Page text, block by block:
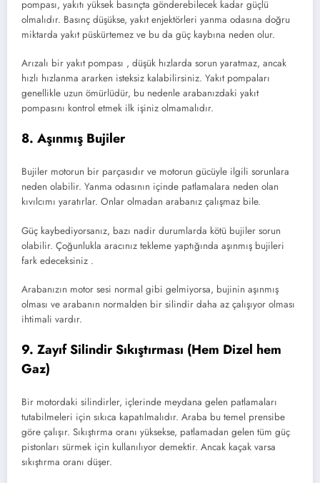
pompası, yakıtı yüksek basınçta gönderebilecek kadar güçlü
olmalıdır. Basınç düşükse, yakıt enjektörleri yanma odasına doğru
miktarda yakıt püskürtemez ve bu da güç kaybına neden olur.
Arızalı bir yakıt pompası , düşük hızlarda sorun yaratmaz, ancak
hızlı hızlanma ararken isteksiz kalabilirsiniz. Yakıt pompaları
genellikle uzun ömürlüdür, bu nedenle arabanızdaki yakıt
pompasını kontrol etmek ilk işiniz olmamalıdır.
8. Aşınmış Bujiler
Bujiler motorun bir parçasıdır ve motorun gücüyle ilgili sorunlara
neden olabilir. Yanma odasının içinde patlamalara neden olan
kıvılcımı yaratırlar. Onlar olmadan arabanız çalışmaz bile.
Güç kaybediyorsanız, bazı nadir durumlarda kötü bujiler sorun
olabilir. Çoğunlukla aracınız tekleme yaptığında aşınmış bujileri
fark edeceksiniz .
Arabanızın motor sesi normal gibi gelmiyorsa, bujinin aşınmış
olması ve arabanın normalden bir silindir daha az çalışıyor olması
ihtimali vardır.
9. Zayıf Silindir Sıkıştırması (Hem Dizel hem
Gaz)
Bir motordaki silindirler, içlerinde meydana gelen patlamaları
tutabilmeleri için sıkıca kapatılmalıdır. Araba bu temel prensibe
göre çalışır. Sıkıştırma oranı yüksekse, patlamadan gelen tüm güç
pistonları sürmek için kullanılıyor demektir. Ancak kaçak varsa
sıkıştırma oranı düşer.